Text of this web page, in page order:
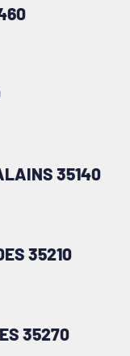
35140
35210
35270